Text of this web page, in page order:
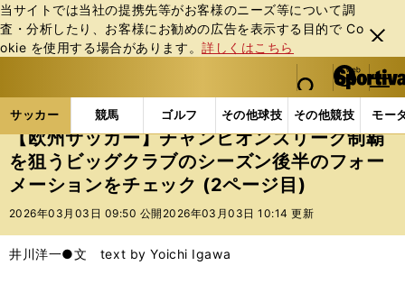
当サイトでは当社の提携先等がお客様のニーズ等について調
査・分析したり、お客様にお勧めの広告を表⽰する⽬的で Co
okie を使⽤する場合があります。詳しくはこちら
閉じ
る
web Sportiva (webスポルティーバ)
検索
マイペ
ー
ジ
メニュ
サッカー 競馬 ゴルフ その他球技 その他競技 モー
ス
ポ
ル
テ
ー
バ
サッカーの記事一覧 海外サッカー 海外サッカー
【欧州サッカー】チャンピオンズリーグ制覇
を狙うビッグクラブのシーズン後半のフォー
メーションをチェック (2ページ目)
2026年03月03日 09:50 公開 2026年03月03日 10:14 更新
井川洋一●文 text by Yoichi Igawa